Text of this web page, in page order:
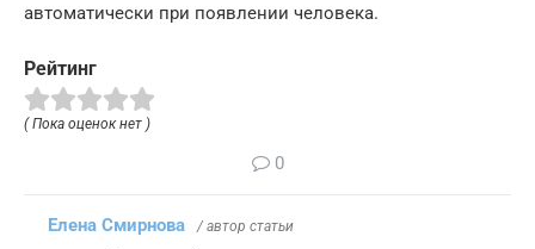
автоматически при появлении человека.
Рейтинг
( Пока оценок нет )
0
Елена Смирнова / автор статьи